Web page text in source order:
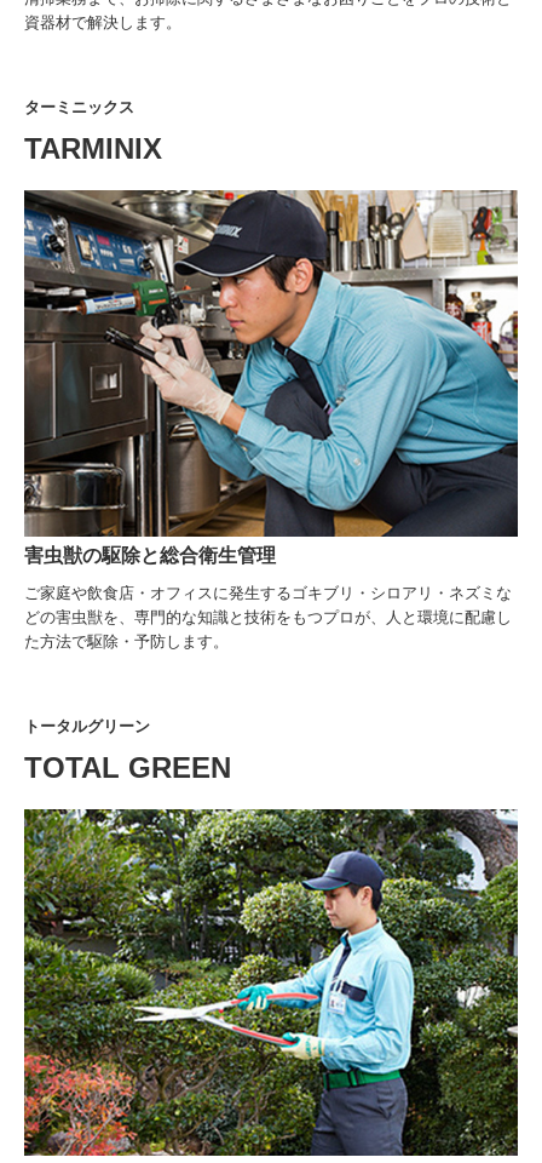
資器材で解決します。
ターミニックス
TARMINIX
害虫獣の駆除と総合衛生管理
ご家庭や飲食店・オフィスに発生するゴキブリ・シロアリ・ネズミな
どの害虫獣を、専門的な知識と技術をもつプロが、人と環境に配慮し
た方法で駆除・予防します。
トータルグリーン
TOTAL GREEN